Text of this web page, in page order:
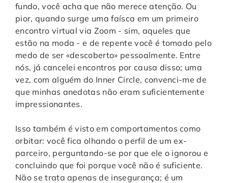
fundo, você acha que não merece atenção. Ou
pior, quando surge uma faísca em um primeiro
encontro virtual via Zoom - sim, aqueles que
estão na moda - e de repente você é tomado pelo
medo de ser «descoberto» pessoalmente. Entre
nós, já cancelei encontros por causa disso; uma
vez, com alguém do Inner Circle, convenci-me de
que minhas anedotas não eram suficientemente
impressionantes.
Isso também é visto em comportamentos como
orbitar: você fica olhando o perfil de um ex-
parceiro, perguntando-se por que ele o ignorou e
concluindo que foi porque você não é suficiente.
Não se trata apenas de insegurança; é um